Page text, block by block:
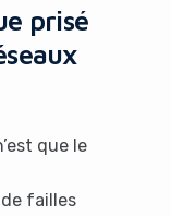
prisé
que le
failles